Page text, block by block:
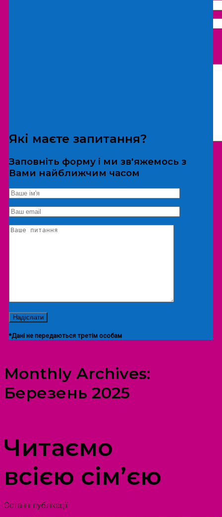
*Дані не передаються третім особам
Екскурсія/локація
Які маєте запитання?
Заповніть форму і ми зв'яжемось з
Вами найближчим часом
*Дані не передаються третім особам
Monthly Archives:
Березень 2025
Читаємо
всією сім’єю
Останні публікації